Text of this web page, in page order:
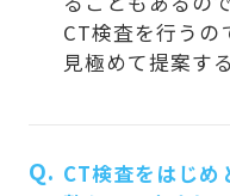
CT検査を行うの
見極めて提案す
Q. CT検査をはじめ